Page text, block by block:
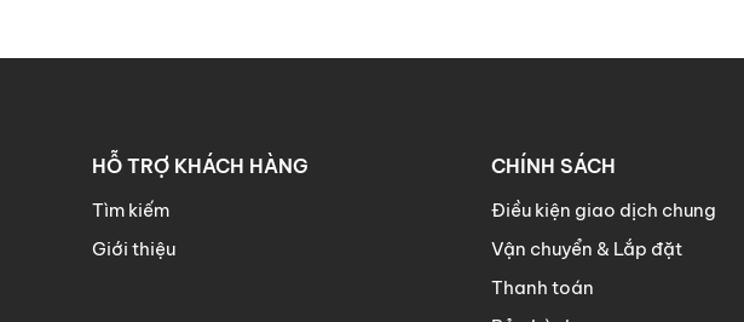
hoặc tháo rời di chuyển rất dễ dàng.
sản phẩm thực tế hoàn toàn chính xác với thông tin được cung cấp tại mô
TNHH Scandi Home
HỖ TRỢ KHÁCH HÀNG
Tìm kiếm
Giới thiệu
CHÍNH SÁCH
Điều kiện giao dịch chung
Vận chuyển & Lắp đặt
Thanh toán